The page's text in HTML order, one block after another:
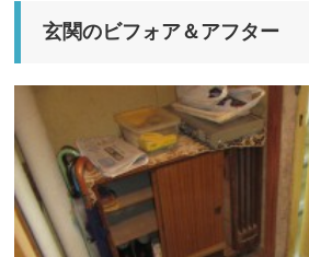
玄関のビフォア＆アフター